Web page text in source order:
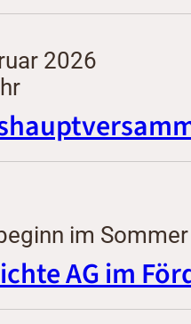
2026
im
AG im